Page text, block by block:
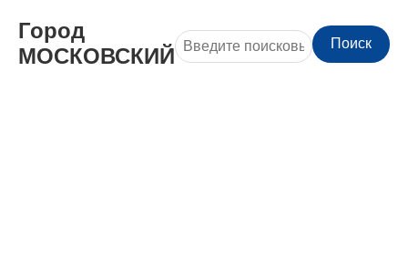
Город
МОСКОВСКИЙ
Поиск